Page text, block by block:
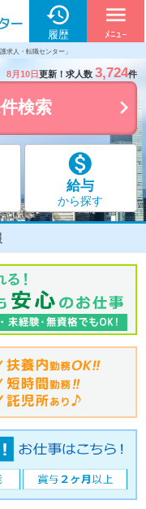

履歴
menu
ﾒﾆｭｰ
求人・転職センター」
8月10日更新！求人数 3,724件
検索 

給与
から探す